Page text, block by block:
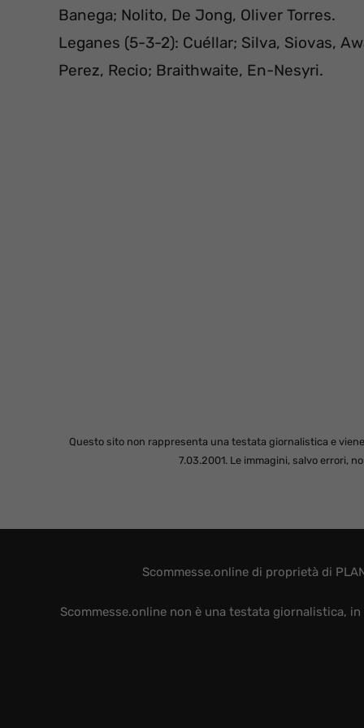
Banega; Nolito, De Jong, Oliver Torres.
Leganes (5-3-2): Cuéllar; Silva, Siovas,
Perez, Recio; Braithwaite, En-Nesyri.
Questo sito non rappresenta una testata giornalistica e
7.03.2001. Le immagini, salvo errori,
Scommesse.online di proprietà di
Scommesse.online non è una testata giornalistica,